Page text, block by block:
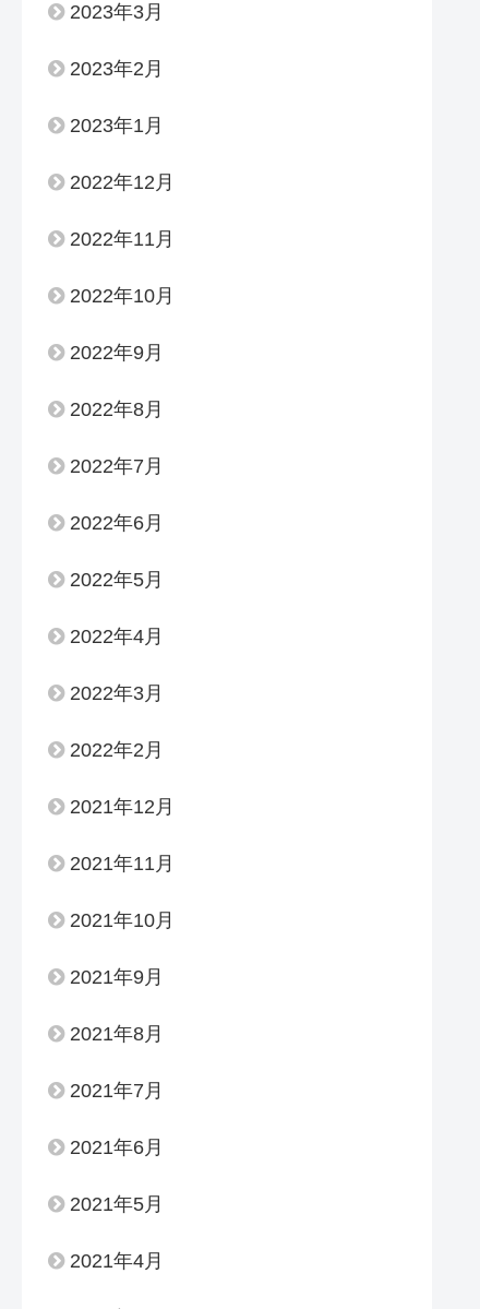
2023年3月
2023年2月
2023年1月
2022年12月
2022年11月
2022年10月
2022年9月
2022年8月
2022年7月
2022年6月
2022年5月
2022年4月
2022年3月
2022年2月
2021年12月
2021年11月
2021年10月
2021年9月
2021年8月
2021年7月
2021年6月
2021年5月
2021年4月